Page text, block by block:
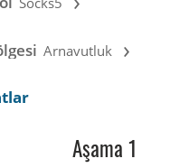
Arnavutluk ›
Aşama 1